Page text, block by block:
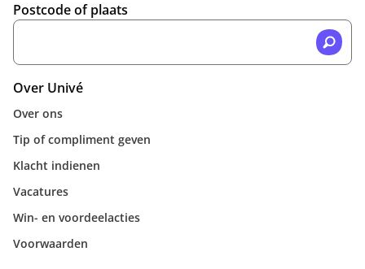
Postcode of plaats
Over Univé
Over ons
Tip of compliment geven
Klacht indienen
Vacatures
Win- en voordeelacties
Voorwaarden